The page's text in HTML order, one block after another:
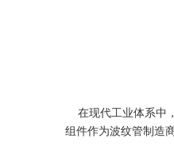
在现代工业体系中
组件作为波纹管制造